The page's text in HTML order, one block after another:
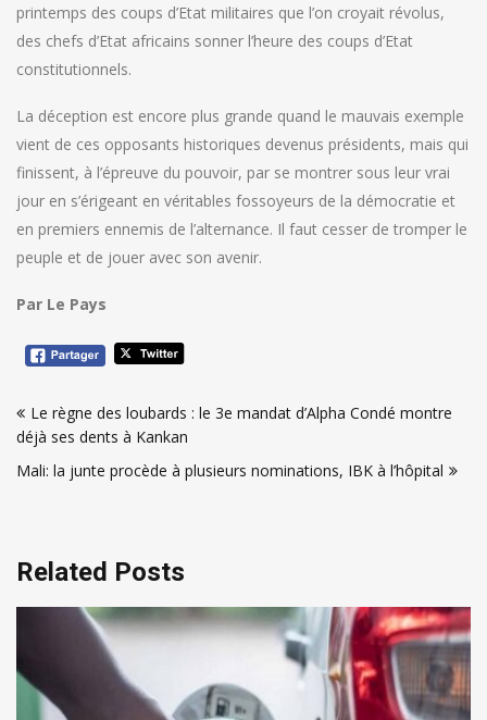
printemps des coups d’Etat militaires que l’on croyait révolus,
des chefs d’Etat africains sonner l’heure des coups d’Etat
constitutionnels.
La déception est encore plus grande quand le mauvais exemple
vient de ces opposants historiques devenus présidents, mais qui
finissent, à l’épreuve du pouvoir, par se montrer sous leur vrai
jour en s’érigeant en véritables fossoyeurs de la démocratie et
en premiers ennemis de l’alternance. Il faut cesser de tromper le
peuple et de jouer avec son avenir.
Par Le Pays
de
l’article
Le règne des loubards : le 3e mandat d’Alpha Condé montre
déjà ses dents à Kankan
Mali: la junte procède à plusieurs nominations, IBK à l’hôpital
Related Posts